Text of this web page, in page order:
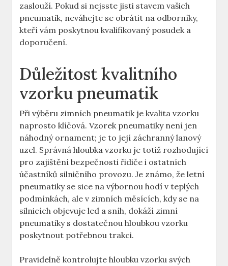
zaslouží. Pokud si nejsste jisti stavem vašich
pneumatik, neváhejte se obrátit na odborníky,
kteří vám poskytnou kvalifikovaný posudek a
doporučení.
Důležitost kvalitního
vzorku pneumatik
Při výběru zimních pneumatik je kvalita vzorku
naprosto klíčová. Vzorek pneumatiky není jen
náhodný ornament; je to její záchranný lanový
uzel. Správná hloubka vzorku je totiž rozhodující
pro zajištění bezpečnosti řidiče i ostatních
účastníků silničního provozu. Je známo, že letní
pneumatiky se sice na výbornou hodí v teplých
podmínkách, ale v zimních měsících, kdy se na
silnicích objevuje led a sníh, dokáží zimní
pneumatiky s dostatečnou hloubkou vzorku
poskytnout potřebnou trakci.
Pravidelně kontrolujte hloubku vzorku svých